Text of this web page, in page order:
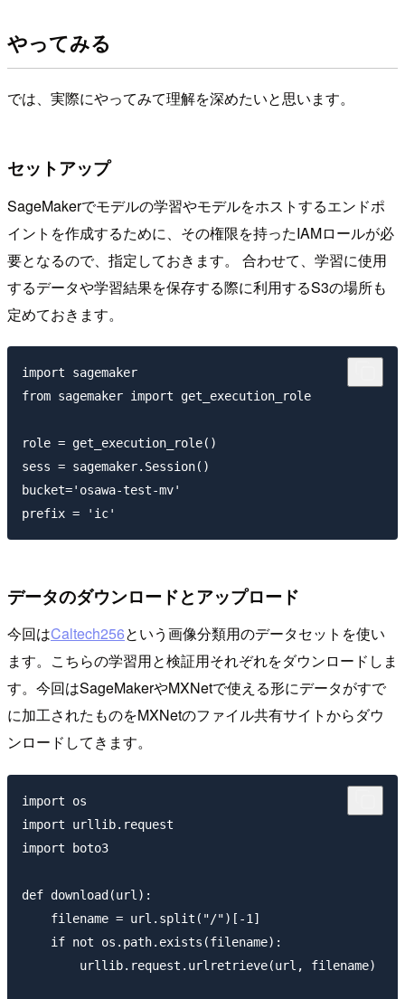
やってみる
では、実際にやってみて理解を深めたいと思います。
セットアップ
SageMakerでモデルの学習やモデルをホストするエンドポ
イントを作成するために、その権限を持ったIAMロールが必
要となるので、指定しておきます。 合わせて、学習に使用
するデータや学習結果を保存する際に利用するS3の場所も
定めておきます。
import sagemaker
from sagemaker import get_execution_role
role = get_execution_role()
sess = sagemaker.Session()
bucket='osawa-test-mv'
データのダウンロードとアップロード
今回はCaltech256という画像分類用のデータセットを使い
ます。こちらの学習用と検証用それぞれをダウンロードしま
す。今回はSageMakerやMXNetで使える形にデータがすで
に加工されたものをMXNetのファイル共有サイトからダウ
ンロードしてきます。
import os
import urllib.request
import boto3
def download(url):
    filename = url.split("/")[-1]
    if not os.path.exists(filename):
        urllib.request.urlretrieve(url, filename)